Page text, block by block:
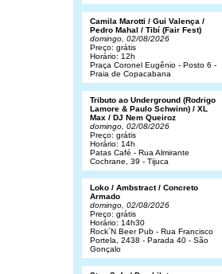
Camila Marotti / Gui Valença /
Pedro Mahal / Tibí (Fair Fest)
domingo, 02/08/2026
Preço: grátis
Horário: 12h
Praça Coronel Eugênio - Posto 6 -
Praia de Copacabana
Tributo ao Underground (Rodrigo
Lamore & Paulo Schwinn) / XL
Max / DJ Nem Queiroz
domingo, 02/08/2026
Preço: grátis
Horário: 14h
Patas Café - Rua Almirante
Cochrane, 39 - Tijuca
Loko / Ambstract / Concreto
Armado
domingo, 02/08/2026
Preço: grátis
Horário: 14h30
Rock´N Beer Pub - Rua Francisco
Portela, 2438 - Parada 40 - São
Gonçalo